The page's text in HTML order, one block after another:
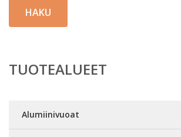
HAKU
TUOTEALUEET
Alumiinivuoat